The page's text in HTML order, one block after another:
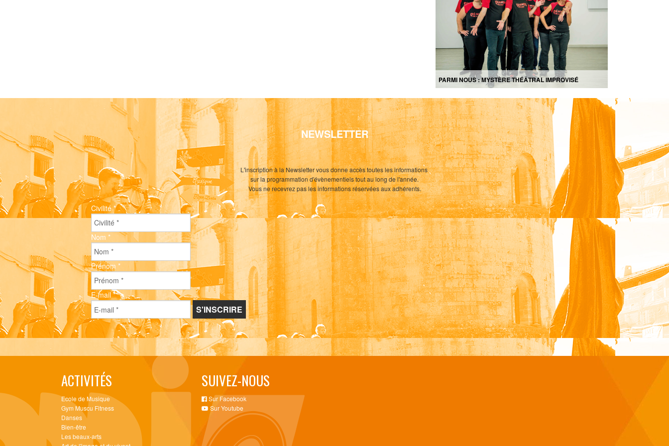
PARMI NOUS : MYSTÈRE THÉÂTRAL IMPROVISÉ
NEWSLETTER
L'inscription à la Newsletter vous donne accès toutes les informations
sur la programmation d'évènementiels tout au long de l'année.
Vous ne recevrez pas les informations réservées aux adhérents.
Civilité*
Nom *
Prénom *
E-mail*
ACTIVITÉS
Ecole de Musique
Gym Muscu Fitness
Danses
Bien-être
Les beaux-arts
SUIVEZ-NOUS
Sur Facebook
Sur Youtube